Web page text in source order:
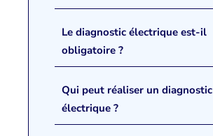
Le diagnostic électrique est-il
obligatoire ?
Qui peut réaliser un diagnostic
électrique ?